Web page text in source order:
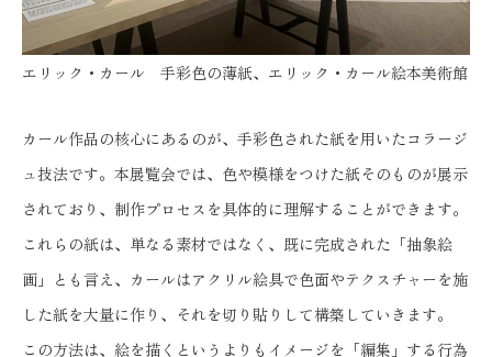
エリック・カール 手彩色の薄紙、エリック・カール絵本美術館
カール作品の核心にあるのが、手彩色された紙を用いたコラージ
ュ技法です。本展覧会では、色や模様をつけた紙そのものが展示
されており、制作プロセスを具体的に理解することができます。
これらの紙は、単なる素材ではなく、既に完成された「抽象絵
画」とも言え、カールはアクリル絵具で色面やテクスチャーを施
した紙を大量に作り、それを切り貼りして構築していきます。
この方法は、絵を描くというよりもイメージを「編集」する行為